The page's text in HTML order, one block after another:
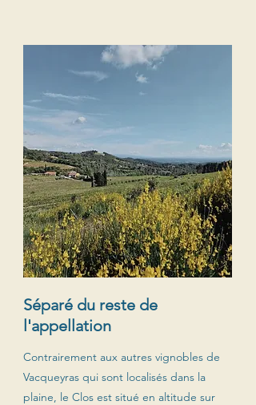
Séparé du reste de
l'appellation
Contrairement aux autres vignobles de
Vacqueyras qui sont localisés dans la
plaine, le Clos est situé en altitude sur